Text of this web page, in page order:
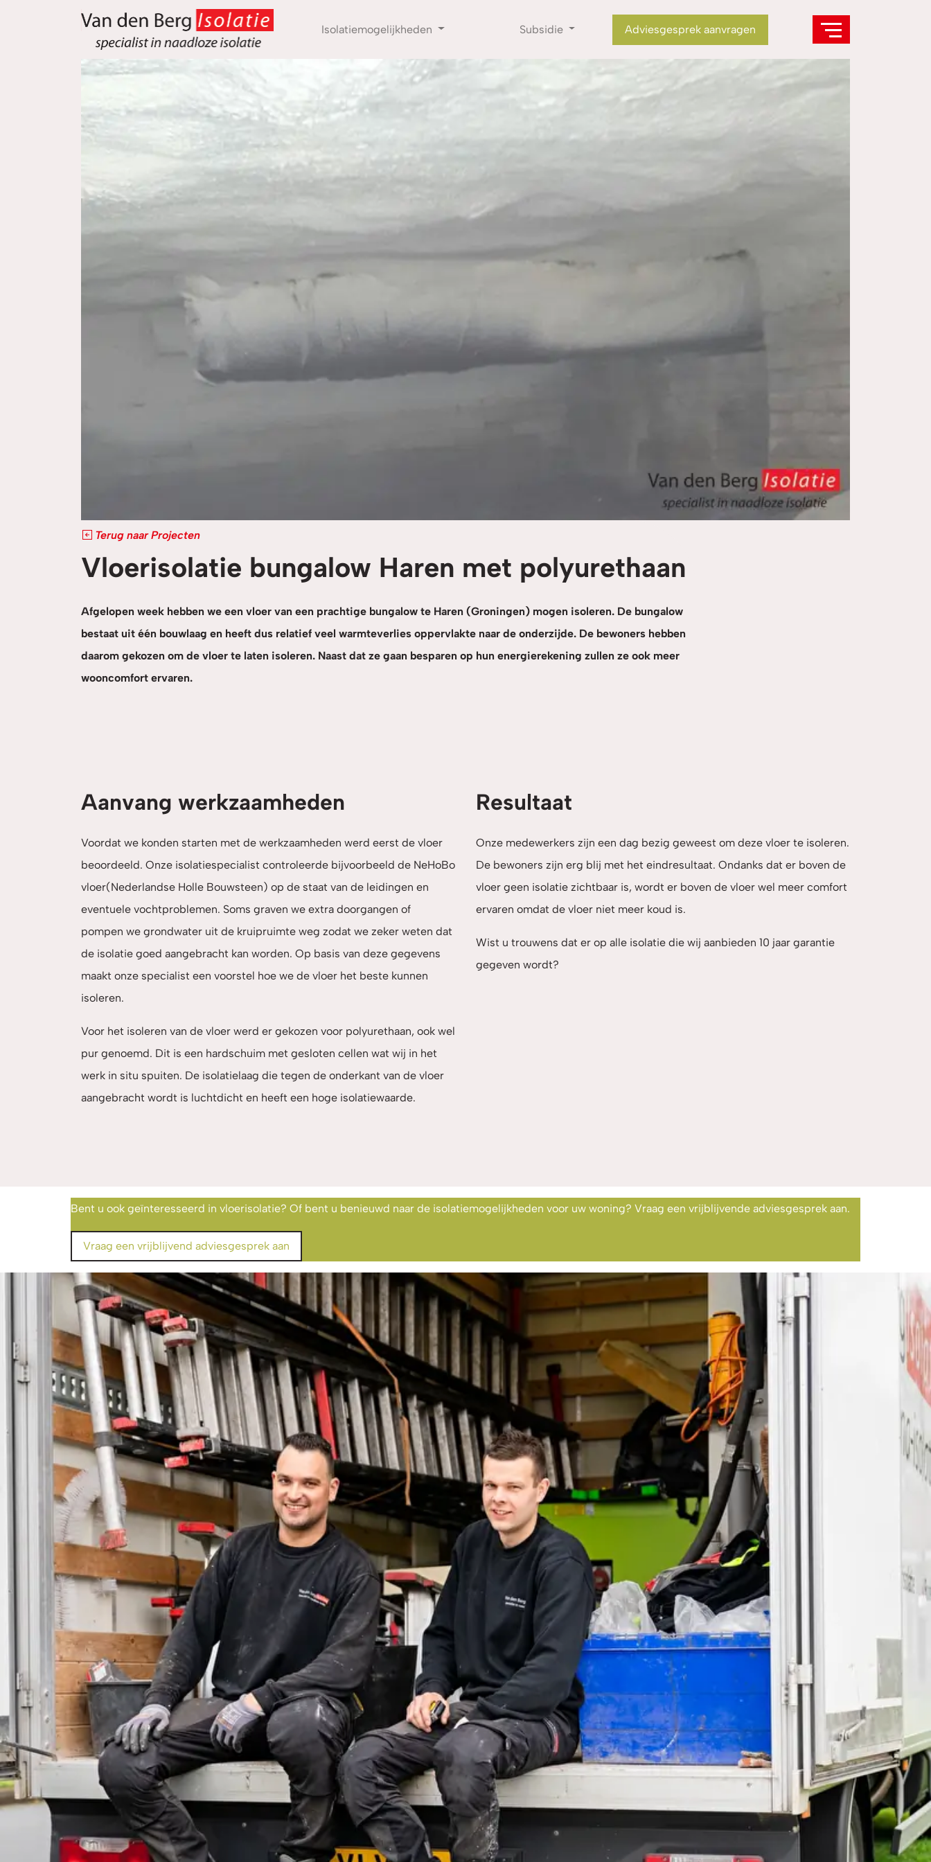
Isolatiemogelijkheden
Subsidie Adviesgesprek aanvragen
Terug naar Projecten
Vloerisolatie bungalow Haren met polyurethaan
Afgelopen week hebben we een vloer van een prachtige bungalow te Haren (Groningen) mogen isoleren. De bungalow
bestaat uit één bouwlaag en heeft dus relatief veel warmteverlies oppervlakte naar de onderzijde. De bewoners hebben
daarom gekozen om de vloer te laten isoleren. Naast dat ze gaan besparen op hun energierekening zullen ze ook meer
wooncomfort ervaren.
Aanvang werkzaamheden
Voordat we konden starten met de werkzaamheden werd eerst de vloer
beoordeeld. Onze isolatiespecialist controleerde bijvoorbeeld de NeHoBo
vloer(Nederlandse Holle Bouwsteen) op de staat van de leidingen en
eventuele vochtproblemen. Soms graven we extra doorgangen of
pompen we grondwater uit de kruipruimte weg zodat we zeker weten dat
de isolatie goed aangebracht kan worden. Op basis van deze gegevens
maakt onze specialist een voorstel hoe we de vloer het beste kunnen
isoleren.
Voor het isoleren van de vloer werd er gekozen voor polyurethaan, ook wel
pur genoemd. Dit is een hardschuim met gesloten cellen wat wij in het
werk in situ spuiten. De isolatielaag die tegen de onderkant van de vloer
aangebracht wordt is luchtdicht en heeft een hoge isolatiewaarde.
Resultaat
Onze medewerkers zijn een dag bezig geweest om deze vloer te isoleren.
De bewoners zijn erg blij met het eindresultaat. Ondanks dat er boven de
vloer geen isolatie zichtbaar is, wordt er boven de vloer wel meer comfort
ervaren omdat de vloer niet meer koud is.
Wist u trouwens dat er op alle isolatie die wij aanbieden 10 jaar garantie
gegeven wordt?
Bent u ook geïnteresseerd in vloerisolatie? Of bent u benieuwd naar de isolatiemogelijkheden voor uw woning? Vraag een vrijblijvende adviesgesprek aan.
Vraag een vrijblijvend adviesgesprek aan